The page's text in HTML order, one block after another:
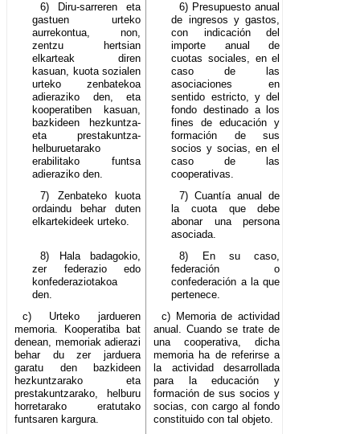
6) Diru-sarreren eta
gastuen urteko
aurrekontua, non,
zentzu hertsian
elkarteak diren
kasuan, kuota sozialen
urteko zenbatekoa
adieraziko den, eta
kooperatiben kasuan,
bazkideen hezkuntza-
eta prestakuntza-
helburuetarako
erabilitako funtsa
adieraziko den.
6) Presupuesto anual
de ingresos y gastos,
con indicación del
importe anual de
cuotas sociales, en el
caso de las
asociaciones en
sentido estricto, y del
fondo destinado a los
fines de educación y
formación de sus
socios y socias, en el
caso de las
cooperativas.
7) Zenbateko kuota
ordaindu behar duten
elkartekideek urteko.
7) Cuantía anual de
la cuota que debe
abonar una persona
asociada.
8) Hala badagokio,
zer federazio edo
konfederaziotakoa
den.
8) En su caso,
federación o
confederación a la que
pertenece.
c) Urteko jardueren
memoria. Kooperatiba bat
denean, memoriak adierazi
behar du zer jarduera
garatu den bazkideen
hezkuntzarako eta
prestakuntzarako, helburu
horretarako eratutako
funtsaren kargura.
c) Memoria de actividad
anual. Cuando se trate de
una cooperativa, dicha
memoria ha de referirse a
la actividad desarrollada
para la educación y
formación de sus socios y
socias, con cargo al fondo
constituido con tal objeto.